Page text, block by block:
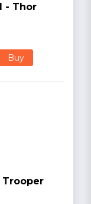
- Thor
Buy
Trooper